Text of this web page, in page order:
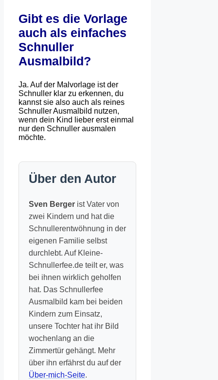
Gibt es die Vorlage
auch als einfaches
Schnuller
Ausmalbild?
Ja. Auf der Malvorlage ist der
Schnuller klar zu erkennen, du
kannst sie also auch als reines
Schnuller Ausmalbild nutzen,
wenn dein Kind lieber erst einmal
nur den Schnuller ausmalen
möchte.
Über den Autor
Sven Berger ist Vater von
zwei Kindern und hat die
Schnullerentwöhnung in der
eigenen Familie selbst
durchlebt. Auf Kleine-
Schnullerfee.de teilt er, was
bei ihnen wirklich geholfen
hat. Das Schnullerfee
Ausmalbild kam bei beiden
Kindern zum Einsatz,
unsere Tochter hat ihr Bild
wochenlang an die
Zimmertür gehängt. Mehr
über ihn erfährst du auf der
Über-mich-Seite.